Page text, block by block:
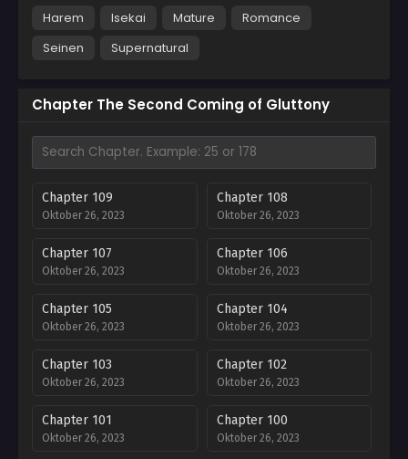
Harem
Isekai Mature
Romance
Seinen
Supernatural
Chapter The Second Coming of Gluttony
Chapter 109
Oktober 26, 2023
Chapter 108
Oktober 26, 2023
Chapter 107
Oktober 26, 2023
Chapter 106
Oktober 26, 2023
Chapter 105
Oktober 26, 2023
Chapter 104
Oktober 26, 2023
Chapter 103
Oktober 26, 2023
Chapter 102
Oktober 26, 2023
Chapter 101
Oktober 26, 2023
Chapter 100
Oktober 26, 2023